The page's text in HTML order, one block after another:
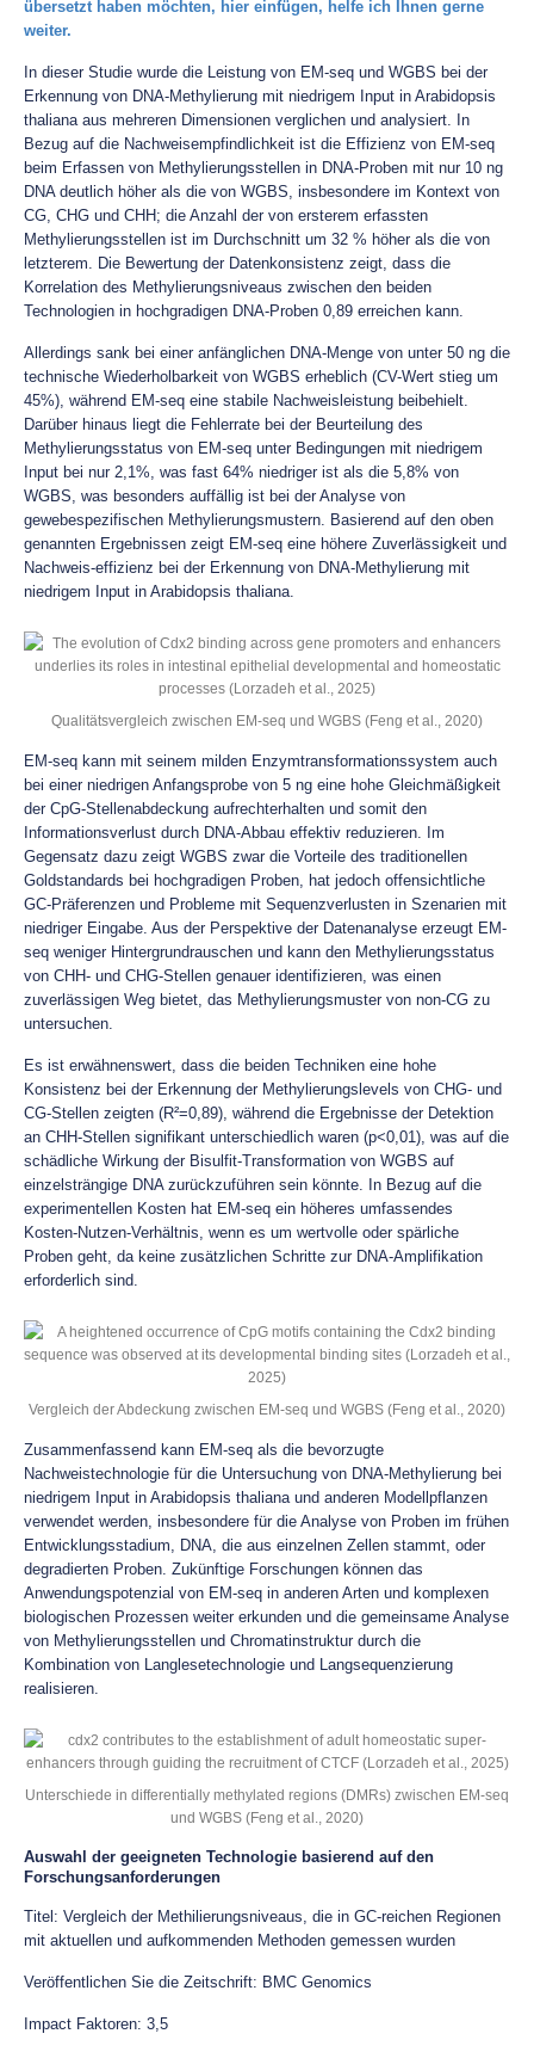
übersetzt haben möchten, hier einfügen, helfe ich Ihnen gerne
weiter.
In dieser Studie wurde die Leistung von EM-seq und WGBS bei der
Erkennung von DNA-Methylierung mit niedrigem Input in Arabidopsis
thaliana aus mehreren Dimensionen verglichen und analysiert. In
Bezug auf die Nachweisempfindlichkeit ist die Effizienz von EM-seq
beim Erfassen von Methylierungsstellen in DNA-Proben mit nur 10 ng
DNA deutlich höher als die von WGBS, insbesondere im Kontext von
CG, CHG und CHH; die Anzahl der von ersterem erfassten
Methylierungsstellen ist im Durchschnitt um 32 % höher als die von
letzterem. Die Bewertung der Datenkonsistenz zeigt, dass die
Korrelation des Methylierungsniveaus zwischen den beiden
Technologien in hochgradigen DNA-Proben 0,89 erreichen kann.
Allerdings sank bei einer anfänglichen DNA-Menge von unter 50 ng die
technische Wiederholbarkeit von WGBS erheblich (CV-Wert stieg um
45%), während EM-seq eine stabile Nachweisleistung beibehielt.
Darüber hinaus liegt die Fehlerrate bei der Beurteilung des
Methylierungsstatus von EM-seq unter Bedingungen mit niedrigem
Input bei nur 2,1%, was fast 64% niedriger ist als die 5,8% von
WGBS, was besonders auffällig ist bei der Analyse von
gewebespezifischen Methylierungsmustern. Basierend auf den oben
genannten Ergebnissen zeigt EM-seq eine höhere Zuverlässigkeit und
Nachweis-effizienz bei der Erkennung von DNA-Methylierung mit
niedrigem Input in Arabidopsis thaliana.
Qualitätsvergleich zwischen EM-seq und WGBS (Feng et al., 2020)
EM-seq kann mit seinem milden Enzymtransformationssystem auch
bei einer niedrigen Anfangsprobe von 5 ng eine hohe Gleichmäßigkeit
der CpG-Stellenabdeckung aufrechterhalten und somit den
Informationsverlust durch DNA-Abbau effektiv reduzieren. Im
Gegensatz dazu zeigt WGBS zwar die Vorteile des traditionellen
Goldstandards bei hochgradigen Proben, hat jedoch offensichtliche
GC-Präferenzen und Probleme mit Sequenzverlusten in Szenarien mit
niedriger Eingabe. Aus der Perspektive der Datenanalyse erzeugt EM-
seq weniger Hintergrundrauschen und kann den Methylierungsstatus
von CHH- und CHG-Stellen genauer identifizieren, was einen
zuverlässigen Weg bietet, das Methylierungsmuster von non-CG zu
untersuchen.
Es ist erwähnenswert, dass die beiden Techniken eine hohe
Konsistenz bei der Erkennung der Methylierungslevels von CHG- und
CG-Stellen zeigten (R²=0,89), während die Ergebnisse der Detektion
an CHH-Stellen signifikant unterschiedlich waren (p<0,01), was auf die
schädliche Wirkung der Bisulfit-Transformation von WGBS auf
einzelsträngige DNA zurückzuführen sein könnte. In Bezug auf die
experimentellen Kosten hat EM-seq ein höheres umfassendes
Kosten-Nutzen-Verhältnis, wenn es um wertvolle oder spärliche
Proben geht, da keine zusätzlichen Schritte zur DNA-Amplifikation
erforderlich sind.
Vergleich der Abdeckung zwischen EM-seq und WGBS (Feng et al., 2020)
Zusammenfassend kann EM-seq als die bevorzugte
Nachweistechnologie für die Untersuchung von DNA-Methylierung bei
niedrigem Input in Arabidopsis thaliana und anderen Modellpflanzen
verwendet werden, insbesondere für die Analyse von Proben im frühen
Entwicklungsstadium, DNA, die aus einzelnen Zellen stammt, oder
degradierten Proben. Zukünftige Forschungen können das
Anwendungspotenzial von EM-seq in anderen Arten und komplexen
biologischen Prozessen weiter erkunden und die gemeinsame Analyse
von Methylierungsstellen und Chromatinstruktur durch die
Kombination von Langlesetechnologie und Langsequenzierung
realisieren.
Unterschiede in differentially methylated regions (DMRs) zwischen EM-seq
und WGBS (Feng et al., 2020)
Auswahl der geeigneten Technologie basierend auf den
Forschungsanforderungen
Titel: Vergleich der Methilierungsniveaus, die in GC-reichen Regionen
mit aktuellen und aufkommenden Methoden gemessen wurden
Veröffentlichen Sie die Zeitschrift: BMC Genomics
Impact Faktoren: 3,5